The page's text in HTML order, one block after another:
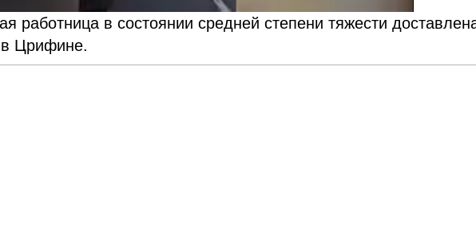
работница в состоянии средней степени тяжести
Црифине.